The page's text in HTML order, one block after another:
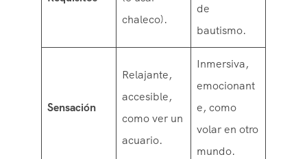
chaleco).
de
bautismo.
Sensación
Relajante,
accesible,
como ver un
acuario.
Inmersiva,
emocionant
e, como
volar en otro
mundo.